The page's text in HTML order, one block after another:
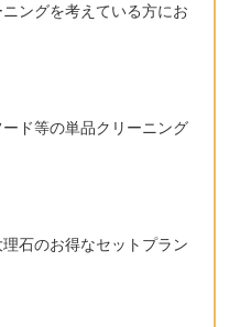
ングを考えている方にお
ド等の単品クリーニング
石のお得なセットプラン